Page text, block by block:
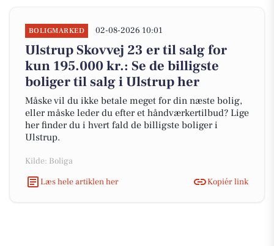
BOLIGMARKED 02-08-2026 10:01
Ulstrup Skovvej 23 er til salg for
kun 195.000 kr.: Se de billigste
boliger til salg i Ulstrup her
Måske vil du ikke betale meget for din næste bolig,
eller måske leder du efter et håndværkertilbud? Lige
her finder du i hvert fald de billigste boliger i
Ulstrup.
Kilde: Boliga
Læs hele artiklen her
Kopiér link